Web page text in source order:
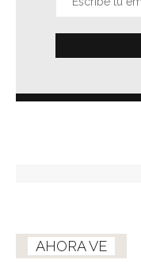
AHORA VE